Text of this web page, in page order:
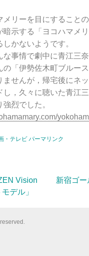
リーを目にすること
暗示する「ヨコハマメ
かないようです。
事情で劇中に青江三
の「伊勢佐木町ブルー
ませんが，帰宅後にネ
し，久々に聴いた青江
烈でした。
・テレビ パーマリンク
Vision
デル」
新宿ゴ